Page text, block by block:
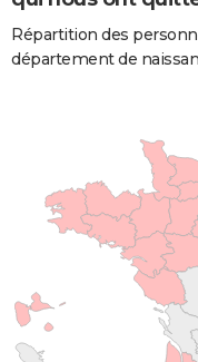
Répartition des
département de